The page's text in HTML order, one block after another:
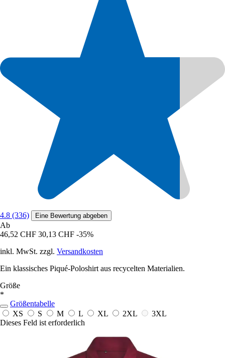
4.8 (336) Eine Bewertung abgeben
Ab
46,52 CHF 30,13 CHF -35%
inkl. MwSt. zzgl. Versandkosten
Ein klassisches Piqué-Poloshirt aus recycelten Materialien.
Größe
*
Größentabelle
XS
S M L XL 2XL
3XL
Dieses Feld ist erforderlich